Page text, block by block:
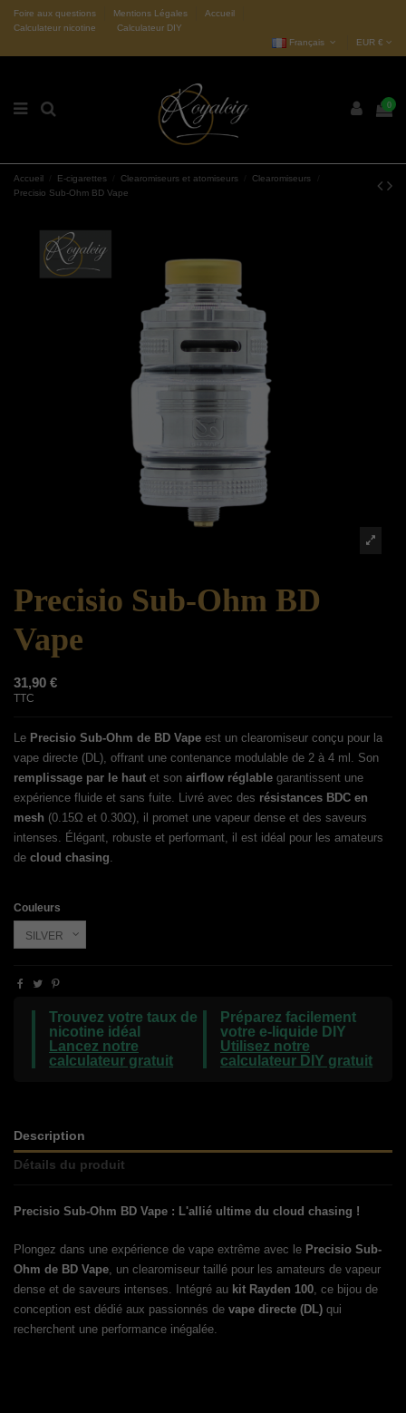
Foire aux questions Mentions Légales
Accueil
Calculateur nicotine
Calculateur DIY
Français
EUR €
0
Accueil E-cigarettes Clearomiseurs et atomiseurs
Clearomiseurs
Precisio Sub-Ohm BD Vape
Precisio Sub-Ohm BD
Vape
31,90 €
TTC
Le Precisio Sub-Ohm de BD Vape est un clearomiseur conçu pour la
vape directe (DL), offrant une contenance modulable de 2 à 4 ml. Son
remplissage par le haut et son airflow réglable garantissent une
expérience fluide et sans fuite. Livré avec des résistances BDC en
mesh (0.15Ω et 0.30Ω), il promet une vapeur dense et des saveurs
intenses. Élégant, robuste et performant, il est idéal pour les amateurs
de cloud chasing.
Couleurs
Trouvez votre taux de
nicotine idéal
Lancez notre
calculateur gratuit
Préparez facilement
votre e-liquide DIY
Utilisez notre
calculateur DIY gratuit
Description
Détails du produit
Precisio Sub-Ohm BD Vape : L'allié ultime du cloud chasing !
Plongez dans une expérience de vape extrême avec le Precisio Sub-
Ohm de BD Vape , un clearomiseur taillé pour les amateurs de vapeur
dense et de saveurs intenses. Intégré au kit Rayden 100 , ce bijou de
conception est dédié aux passionnés de vape directe (DL) qui
recherchent une performance inégalée.